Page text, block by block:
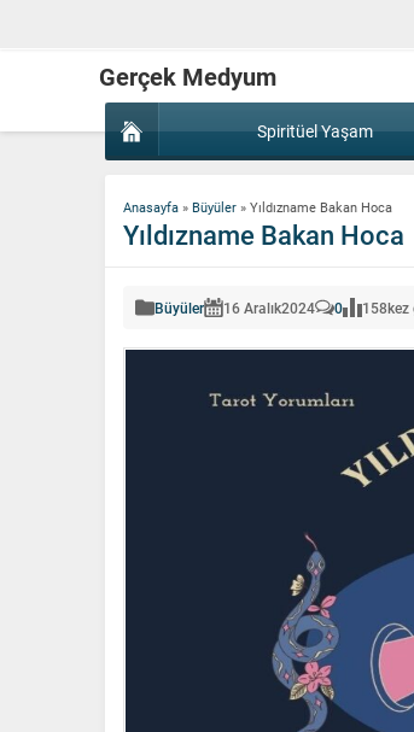
Gerçek Medyum
Spiritüel Yaşam
Anasayfa » Büyüler » Yıldızname Bakan Hoca
Yıldızname Bakan Hoca
Büyüler 16 Aralık2024 0 158kez